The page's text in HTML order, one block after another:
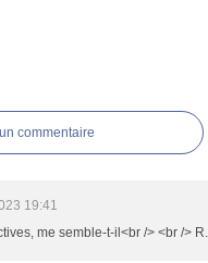
commentaire
19:41
me semble-t-il<br /> <br />